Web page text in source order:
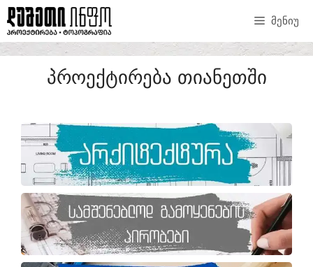
ᲛᲔᲜᲘᲣ
ᲞᲠᲝᲔᲥᲢᲘᲠᲔᲑᲐ ᲗᲘᲐᲜᲔᲗᲨᲘ